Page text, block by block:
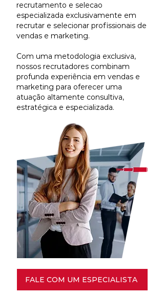
recrutamento e selecao
especializada exclusivamente em
recrutar e selecionar profissionais de
vendas e marketing.
Com uma metodologia exclusiva,
nossos recrutadores combinam
profunda experiência em vendas e
marketing para oferecer uma
atuação altamente consultiva,
estratégica e especializada.
FALE COM UM ESPECIALISTA